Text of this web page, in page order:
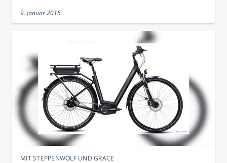
9. Januar 2015
MIT STEPPENWOLF UND GRACE